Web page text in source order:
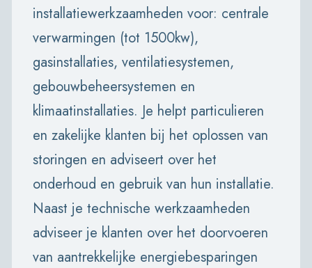
installatiewerkzaamheden voor: centrale
verwarmingen (tot 1500kw),
gasinstallaties, ventilatiesystemen,
gebouwbeheersystemen en
klimaatinstallaties. Je helpt particulieren
en zakelijke klanten bij het oplossen van
storingen en adviseert over het
onderhoud en gebruik van hun installatie.
Naast je technische werkzaamheden
adviseer je klanten over het doorvoeren
van aantrekkelijke energiebesparingen